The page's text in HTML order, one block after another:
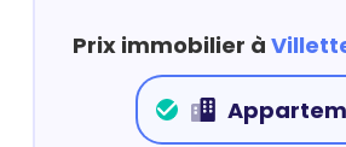
Prix immobilier à